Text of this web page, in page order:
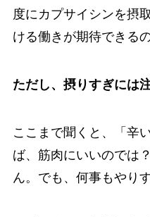
度にカプサイシンを摂
ける働きが期待できるの
ただし、摂りすぎには
ここまで聞くと、「辛
ば、筋肉にいいのでは
ん。でも、何事もやり